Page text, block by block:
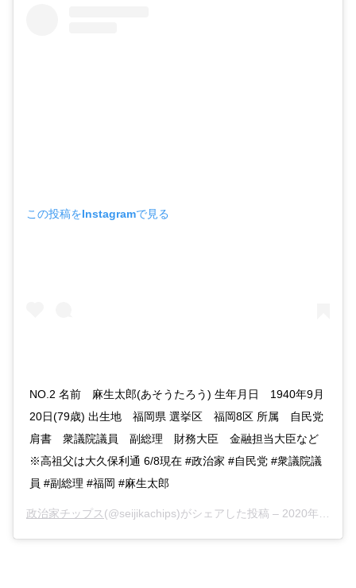
この投稿をInstagramで見る
NO.2 名前 麻生太郎(あそうたろう) 生年月日 1940年9月
20日(79歳) 出生地 福岡県 選挙区 福岡8区 所属 自民党
肩書 衆議院議員 副総理 財務大臣 金融担当大臣など
※高祖父は大久保利通 6/8現在 #政治家 #自民党 #衆議院議
員 #副総理 #福岡 #麻生太郎
政治家チップス (@seijikachips)がシェアした投稿 – 2020年 6月月7日午前8時08分PDT